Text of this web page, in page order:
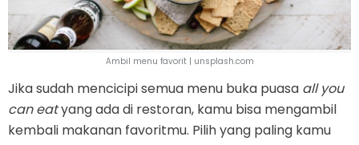
Ambil menu favorit | unsplash.com
Jika sudah mencicipi semua menu buka puasa all you
can eatyang ada di restoran, kamu bisa mengambil
kembali makanan favoritmu. Pilih yang paling kamu